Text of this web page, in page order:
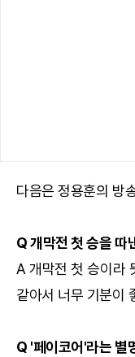
다음은 정용훈의 방
Q 개막전 첫 승을 따
A 개막전 첫 승이라
같아서 너무 기분이
Q '페이코어'라는 별